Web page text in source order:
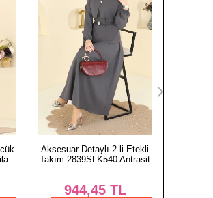
94
95
94
Kruvaze Bağlamalı 2 li Takım
2853SL432 Laci
3.168,77TL